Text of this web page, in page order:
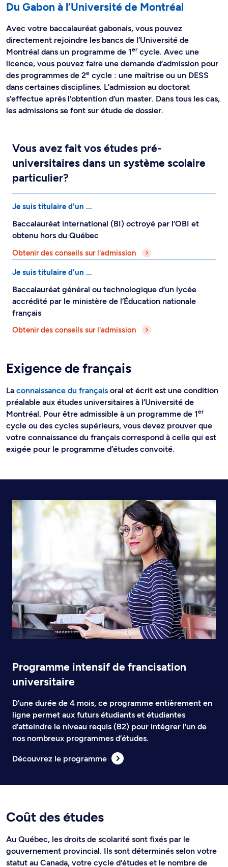
Du Gabon à l’Université de Montréal
Avec votre baccalauréat gabonais, vous pouvez
directement rejoindre les bancs de l’Université de
Montréal dans un programme de 1ercycle. Avec une
licence, vous pouvez faire une demande d’admission pour
des programmes de 2e cycle : une maîtrise ou un DESS
dans certaines disciplines. L’admission au doctorat
s’effectue après l’obtention d’un master. Dans tous les cas,
les admissions se font sur étude de dossier.
Vous avez fait vos études pré-
universitaires dans un système scolaire
particulier?
Je suis titulaire d'un ...
Baccalauréat international (BI) octroyé par l’OBI et
obtenu hors du Québec
Obtenir des conseils sur l'admission
Je suis titulaire d'un ...
Baccalauréat général ou technologique d’un lycée
accrédité par le ministère de l’Éducation nationale
français
Obtenir des conseils sur l'admission
Exigence de français
La connaissance du français oral et écrit est une condition
préalable aux études universitaires à l’Université de
Montréal. Pour être admissible à un programme de 1er
cycle ou des cycles supérieurs, vous devez prouver que
votre connaissance du français correspond à celle qui est
exigée pour le programme d’études convoité.
Programme intensif de francisation
universitaire
D’une durée de 4 mois, ce programme entièrement en
ligne permet aux futurs étudiants et étudiantes
d’atteindre le niveau requis (B2) pour intégrer l’un de
nos nombreux programmes d’études.
Découvrez le programme
Coût des études
Au Québec, les droits de scolarité sont fixés par le
gouvernement provincial. Ils sont déterminés selon votre
statut au Canada, votre cycle d’études et le nombre de